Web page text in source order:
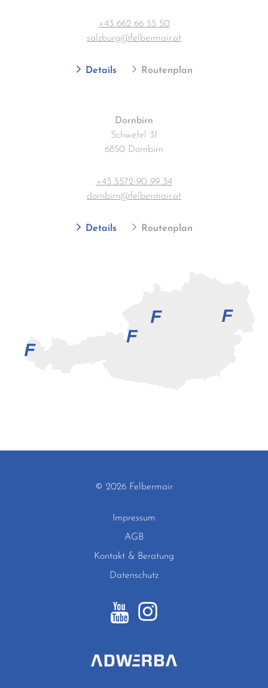
+43 662 66 55 50
salzburg@felbermair.at
Details Routenplan
Dornbirn
Schwefel 31
6850 Dornbirn
+43 5572-90 99 34
dornbirn@felbermair.at
Details Routenplan
© 2026 Felbermair
Impressum
AGB
Kontakt & Beratung
Datenschutz